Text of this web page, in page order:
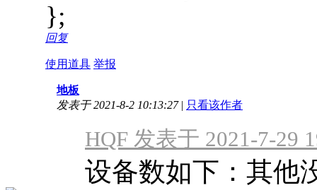
};
回复
使用道具 举报
地板
发表于 2021-8-2 10:13:27 | 只看该作者
HQF 发表于 2021-7-29
设备数如下：其他